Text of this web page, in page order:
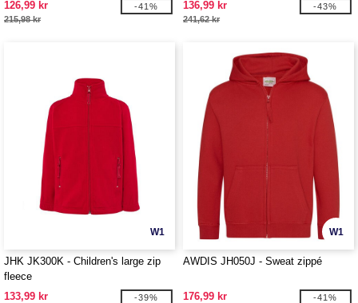
126,99 kr
215,98 kr
-41%
136,99 kr
241,62 kr
-43%
W1
JHK JK300K - Children's large zip
fleece
133,99 kr
-39%
W1
AWDIS JH050J - Sweat zippé
176,99 kr -41%